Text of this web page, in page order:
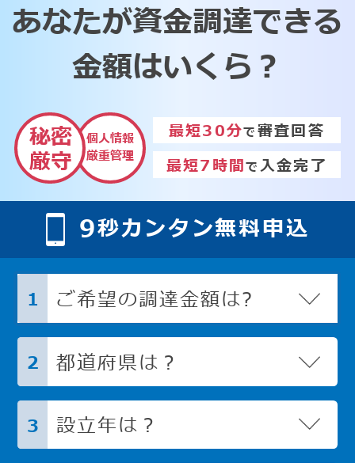
あなたが資金調達できる
金額はいくら？
秘密
厳守
個人情報
厳重管理
最短30分で審査回答
最短7時間で入金完了
9秒カンタン無料申込
1 ご希望の調達金額は?
2 都道府県は？
3 設立年は？